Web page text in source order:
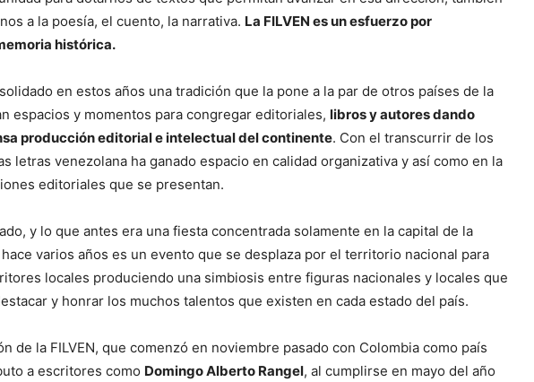
a la poesía, el cuento, la narrativa. La FILVEN es un esfuerzo por
histórica.
en estos años una tradición que la pone a la par de otros países de la
espacios y momentos para congregar editoriales, libros y autores dando
producción editorial e intelectual del continente. Con el transcurrir de los
letras venezolana ha ganado espacio en calidad organizativa y así como en la
editoriales que se presentan.
y lo que antes era una fiesta concentrada solamente en la capital de la
varios años es un evento que se desplaza por el territorio nacional para
locales produciendo una simbiosis entre figuras nacionales y locales que
y honrar los muchos talentos que existen en cada estado del país.
de la FILVEN, que comenzó en noviembre pasado con Colombia como país
a escritores como Domingo Alberto Rangel, al cumplirse en mayo del año